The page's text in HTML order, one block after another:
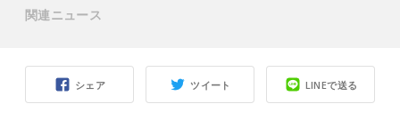
シェア ツイート LINEで送る
関連ニュース